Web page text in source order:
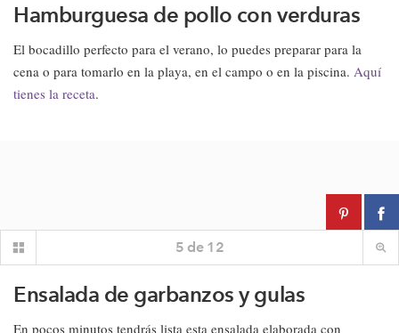
Hamburguesa de pollo con verduras
El bocadillo perfecto para el verano, lo puedes preparar para la
cena o para tomarlo en la playa, en el campo o en la piscina. Aquí
tienes la receta.
5 de 12
Ensalada de garbanzos y gulas
En pocos minutos tendrás lista esta ensalada elaborada con